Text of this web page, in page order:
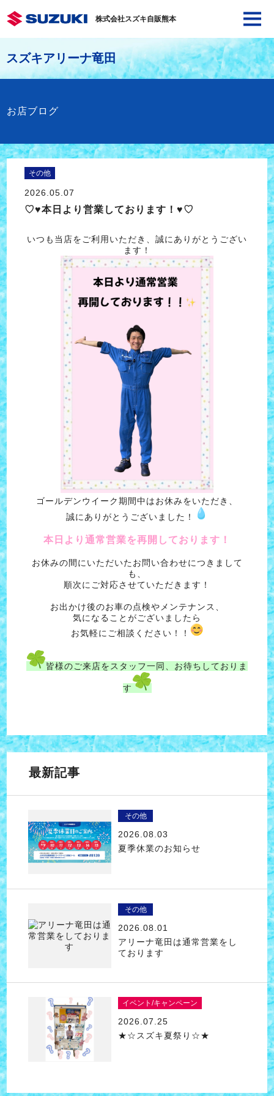
株式会社スズキ自販熊本
スズキアリーナ竜田
お店ブログ
その他
2026.05.07
♡♥本日より営業しております！♥♡
いつも当店をご利用いただき、誠にありがとうござい
ます！
ゴールデンウイーク期間中はお休みをいただき、
誠にありがとうございました！
本日より通常営業を再開しております！
お休みの間にいただいたお問い合わせにつきまして
も、
順次にご対応させていただきます！
お出かけ後のお車の点検やメンテナンス、
気になることがございましたら
お気軽にご相談ください！！
皆様のご来店をスタッフ一同、お待ちしておりま
す
最新記事
その他
2026.08.03
夏季休業のお知らせ
その他
2026.08.01
アリーナ竜田は通常営業をし
ております
イベント/キャンペーン
2026.07.25
★☆スズキ夏祭り☆★